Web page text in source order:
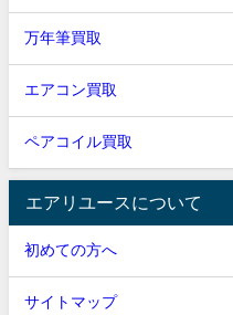
万年筆買取
エアコン買取
ペアコイル買取
エアリユースについて
初めての方へ
サイトマップ